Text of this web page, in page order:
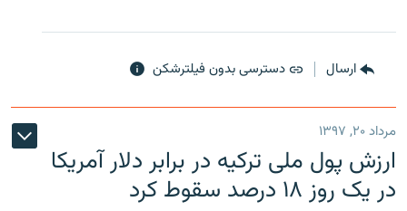
ارسال دسترسی بدون فیلترشکن
مرداد ۲۰, ۱۳۹۷
ارزش پول ملی ترکیه در برابر دلار آمریکا
در یک روز ۱۸ درصد سقوط کرد